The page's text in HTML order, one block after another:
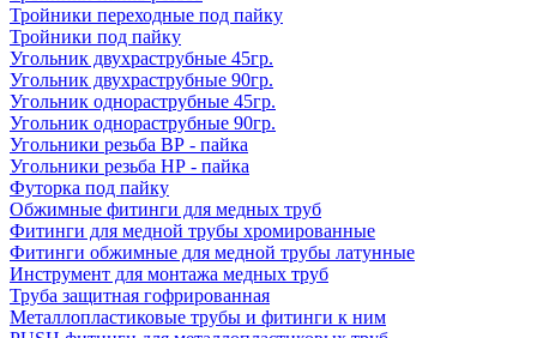
Тройники переходные под пайку
Тройники под пайку
Угольник двухраструбные 45гр.
Угольник двухраструбные 90гр.
Угольник однораструбные 45гр.
Угольник однораструбные 90гр.
Угольники резьба ВР - пайка
Угольники резьба НР - пайка
Футорка под пайку
Обжимные фитинги для медных труб
Фитинги для медной трубы хромированные
Фитинги обжимные для медной трубы латунные
Инструмент для монтажа медных труб
Труба защитная гофрированная
Металлопластиковые трубы и фитинги к ним